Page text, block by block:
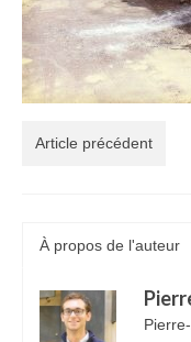
Article précédent
À propos de l'auteur